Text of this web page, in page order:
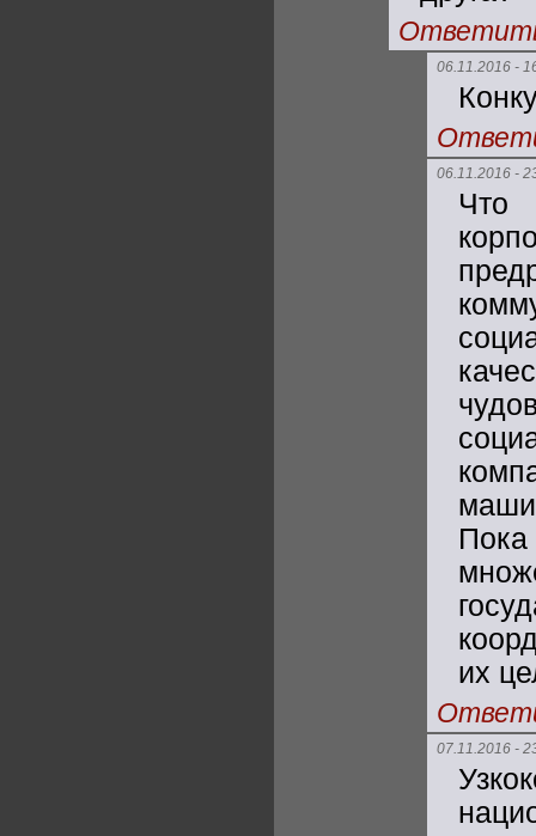
06.11.2016 -
06.11.2016 -
Что
их
07.11.2016 -